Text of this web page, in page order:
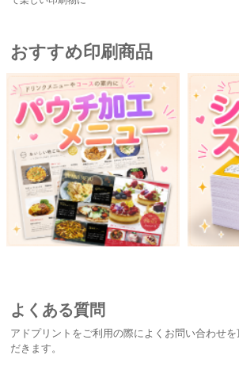
おすすめ印刷商品
よくある質問
アドプリントをご利用の際によくお問い合わせ
だきます。